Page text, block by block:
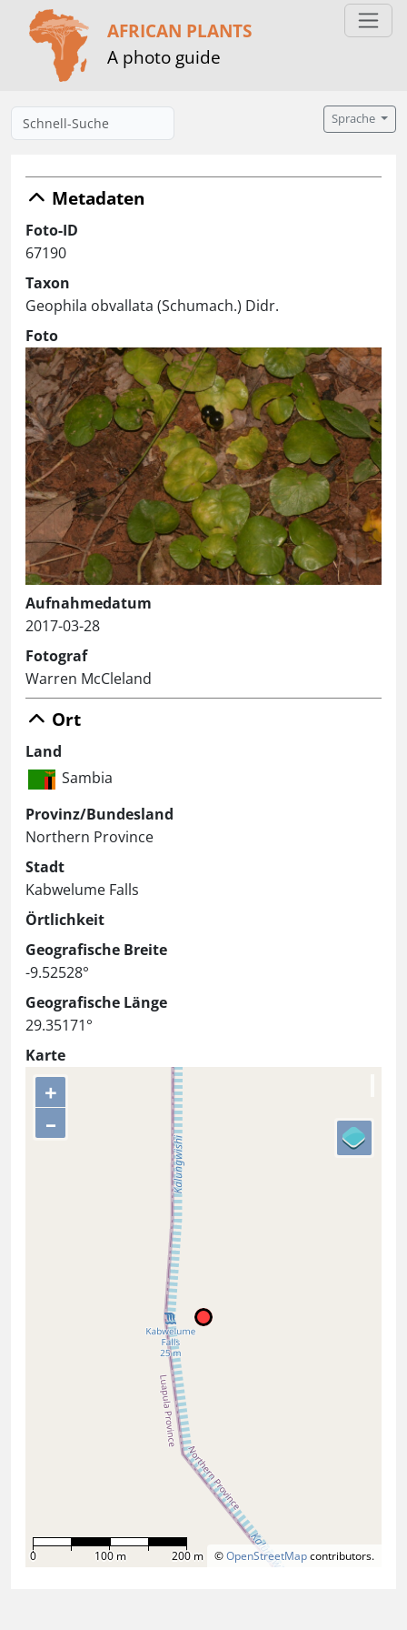
AFRICAN PLANTS
A photo guide
Sprache
Metadaten
Foto-ID
67190
Taxon
Geophila obvallata (Schumach.) Didr.
Foto
Aufnahmedatum
2017-03-28
Fotograf
Warren McCleland
Ort
Land
Sambia
Provinz/Bundesland
Northern Province
Stadt
Kabwelume Falls
Örtlichkeit
Geografische Breite
-9.52528°
Geografische Länge
29.35171°
Karte
+
–
©OpenStreetMapcontributors.
0 100 m 200 m